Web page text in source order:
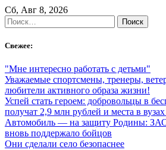
Skip
to
content
Сб, Авг 8, 2026
Найти:
Свежее:
"Мне интересно работать с детьми"
Уважаемые спортсмены, тренеры,
любители активного образа жизни!
Успей стать героем: добровольцы в
получат 2,9 млн рублей и места в
Автомобиль — на защиту Родины:
вновь поддержало бойцов
Они сделали село безопаснее